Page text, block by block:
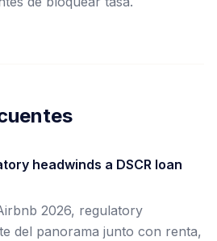
headwinds a DSCR loan
2026, regulatory
del panorama junto con renta,